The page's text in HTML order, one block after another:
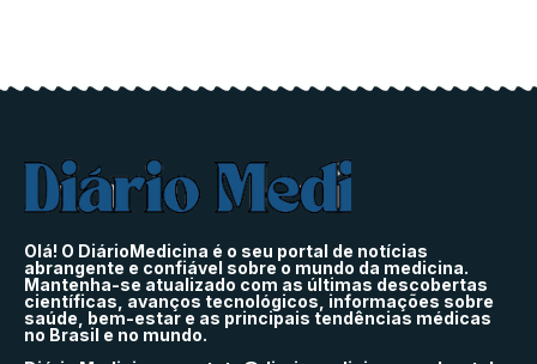
Olá! O DiárioMedicina é o seu portal de notícias
abrangente e confiável sobre o mundo da medicina.
Mantenha-se atualizado com as últimas descobertas
científicas, avanços tecnológicos, informações sobre
saúde, bem-estar e as principais tendências médicas
no Brasil e no mundo.